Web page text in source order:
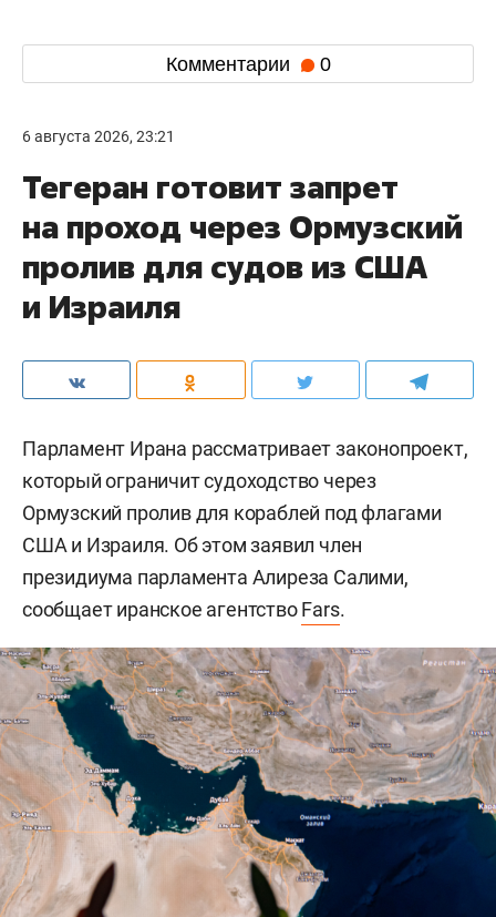
Комментарии 0
6 августа 2026, 23:21
Тегеран готовит запрет
на проход через Ормузский
пролив для судов из США
и Израиля
Парламент Ирана рассматривает законопроект,
который ограничит судоходство через
Ормузский пролив для кораблей под флагами
США и Израиля. Об этом заявил член
президиума парламента Алиреза Салими,
сообщает иранское агентствоFars.